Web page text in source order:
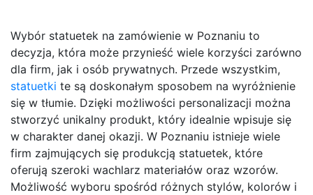
Wybór statuetek na zamówienie w Poznaniu to
decyzja, która może przynieść wiele korzyści zarówno
dla firm, jak i osób prywatnych. Przede wszystkim,
statuetki te są doskonałym sposobem na wyróżnienie
się w tłumie. Dzięki możliwości personalizacji można
stworzyć unikalny produkt, który idealnie wpisuje się
w charakter danej okazji. W Poznaniu istnieje wiele
firm zajmujących się produkcją statuetek, które
oferują szeroki wachlarz materiałów oraz wzorów.
Możliwość wyboru spośród różnych stylów, kolorów i